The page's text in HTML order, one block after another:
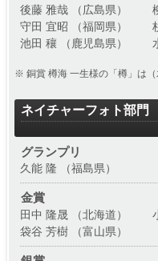
後藤 雅哉 （広島県）
守田 宜昭 （福岡県）
池田 穰 （鹿児島県）
※ 銅賞 樽海 一生様の「樽」は（
ネイチャーフォト部門
グランプリ
久能 隆 （福島県）
金賞
田中 隆晟 （北海道）
袋谷 芳樹 （富山県）